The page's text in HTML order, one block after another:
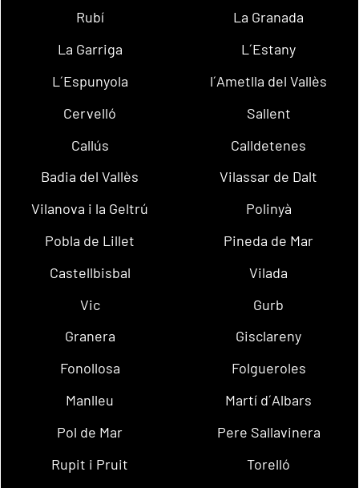
Rubí
La Granada
La Garriga
L´Estany
L´Espunyola
l´Ametlla del Vallès
Cervelló
Sallent
Callús
Calldetenes
Badia del Vallès
Vilassar de Dalt
Vilanova i la Geltrú
Polinyà
Pobla de Lillet
Pineda de Mar
Castellbisbal
Vilada
Vic
Gurb
Granera
Gisclareny
Fonollosa
Folgueroles
Manlleu
Martí d´Albars
Pol de Mar
Pere Sallavinera
Rupit i Pruit
Torelló